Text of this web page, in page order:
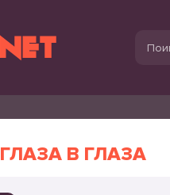
ГЛАЗА В ГЛАЗА